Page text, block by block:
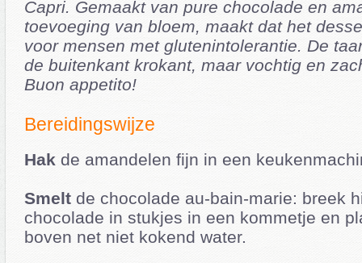
Capri. Gemaakt van pure chocolade en
toevoeging van bloem, maakt dat het
voor mensen met glutenintolerantie. De
de buitenkant krokant, maar vochtig en
Buon appetito!
Bereidingswijze
Hak de amandelen fijn in een
Smelt de chocolade au-bain-marie: breek
chocolade in stukjes in een kommetje en
boven net niet kokend water.